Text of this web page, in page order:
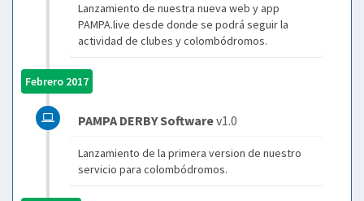
Lanzamiento de nuestra nueva web y app
PAMPA.live desde donde se podrá seguir la
actividad de clubes y colombódromos.
Febrero 2017
PAMPA DERBY Softwarev1.0
Lanzamiento de la primera version de nuestro
servicio para colombódromos.